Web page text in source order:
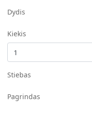
Dydis
Kiekis
Stiebas
Pagrindas